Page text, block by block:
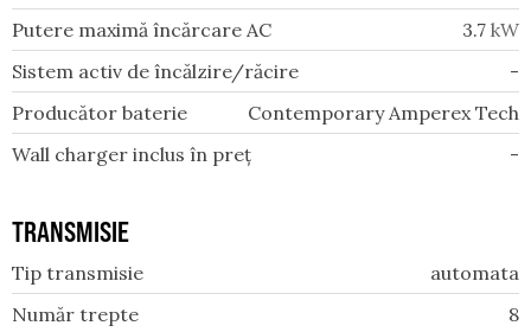
Putere maximă încărcare AC 3.7 kW
Sistem activ de încălzire/răcire
-
Producător baterie
Contemporary Amperex Tech
Wall charger inclus în preț
-
TRANSMISIE
Tip transmisie
automata
Număr trepte
8